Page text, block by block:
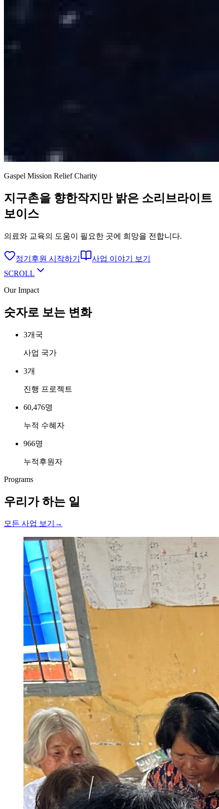
Gaspel Mission Relief Charity
지구촌을 향한작지만 밝은 소리 브라이트
보이스
의료와 교육의 도움이 필요한 곳에 희망을 전합니다.
정기후원 시작하기
사업 이야기 보기
SCROLL
Our Impact
숫자로 보는 변화
3개국
사업 국가
3개
진행 프로젝트
60,476명
누적 수혜자
966명
누적후원자
Programs
우리가 하는 일
모든 사업 보기 →